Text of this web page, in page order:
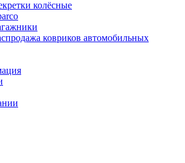
колёсные
ковриков автомобильных